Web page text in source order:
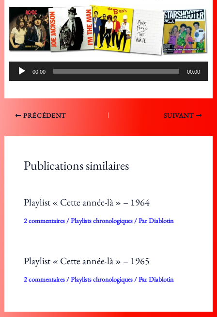
Lecteur
audio
00:00 00:00
PRÉCÉDENT SUIVANT
Publications similaires
Playlist « Cette année-là » – 1964
2 commentaires/Playlists chronologiques/ ParDiablotin
Playlist « Cette année-là » – 1965
2 commentaires/Playlists chronologiques/ ParDiablotin